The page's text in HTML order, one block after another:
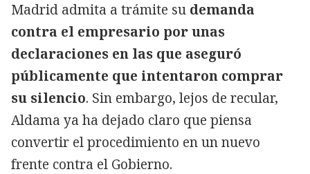
Madrid admita a trámite su demanda
contra el empresario por unas
declaraciones en las que aseguró
públicamente que intentaron comprar
su silencio. Sin embargo, lejos de recular,
Aldama ya ha dejado claro que piensa
convertir el procedimiento en un nuevo
frente contra el Gobierno.